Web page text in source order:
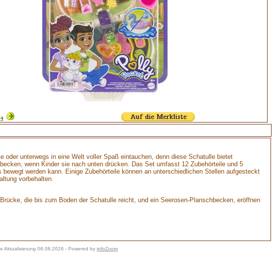
4
oder unterwegs in eine Welt voller Spaß eintauchen, denn diese Schatulle bietet
wenn Kinder sie nach unten drücken. Das Set umfasst 12 Zubehörteile und 5
werden kann. Einige Zubehörteile können an unterschiedlichen Stellen aufgesteckt
vorbehalten.
die bis zum Boden der Schatulle reicht, und ein Seerosen-Planschbecken, eröffnen
Aktualisierung 06.08.2026 - Powered by infoZoom